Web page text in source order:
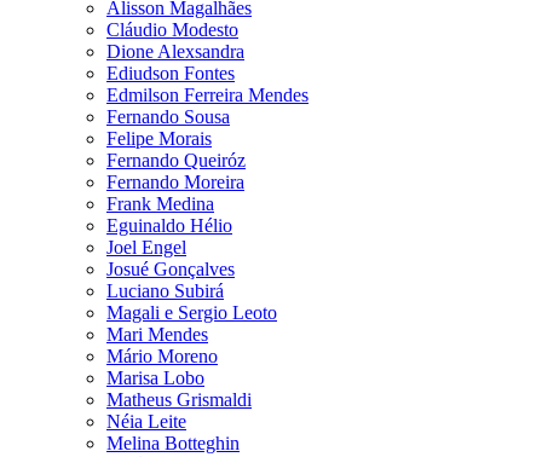
Alisson Magalhães
Cláudio Modesto
Dione Alexsandra
Ediudson Fontes
Edmilson Ferreira Mendes
Fernando Sousa
Felipe Morais
Fernando Queiróz
Fernando Moreira
Frank Medina
Eguinaldo Hélio
Joel Engel
Josué Gonçalves
Luciano Subirá
Magali e Sergio Leoto
Mari Mendes
Mário Moreno
Marisa Lobo
Matheus Grismaldi
Néia Leite
Melina Botteghin